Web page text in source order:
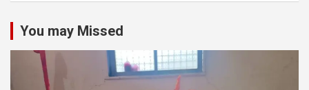
You may Missed